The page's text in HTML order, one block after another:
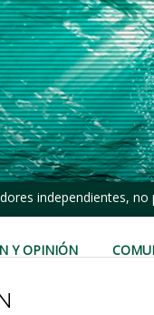
independientes, no
Y OPINIÓN